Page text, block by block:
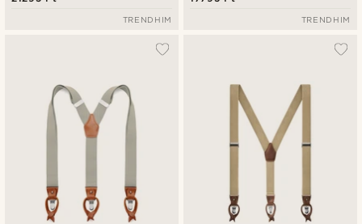
TRENDHIM TRENDHIM